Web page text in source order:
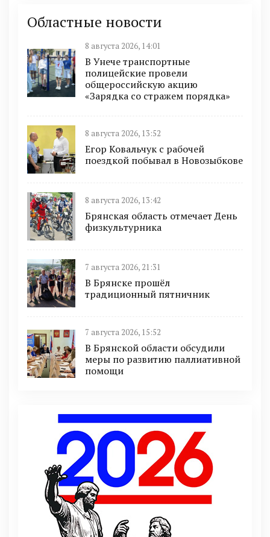
Областные новости
8 августа 2026, 14:01
В Унече транспортные
полицейские провели
общероссийскую акцию
«Зарядка со стражем порядка»
8 августа 2026, 13:52
Егор Ковальчук с рабочей
поездкой побывал в Новозыбкове
8 августа 2026, 13:42
Брянская область отмечает День
физкультурника
7 августа 2026, 21:31
В Брянске прошёл
традиционный пятничник
7 августа 2026, 15:52
В Брянской области обсудили
меры по развитию паллиативной
помощи